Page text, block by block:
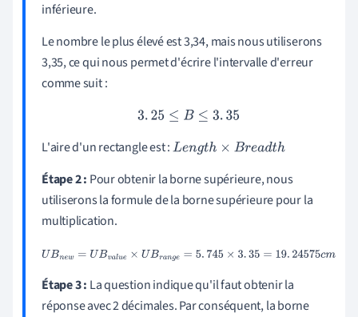
inférieure.
Le nombre le plus élevé est 3,34, mais nous utiliserons
3,35, ce qui nous permet d'écrire l'intervalle d'erreur
comme suit :
3.25≤ B≤ 3.35
L'aire d'un rectangle est :Length×Bre adth
Étape 2 : Pour obtenir la borne supérieure, nous
utiliserons la formule de la borne supérieure pour la
multiplication.
UBnew=UBvalue ×UBrange=5. 745×3 .35=19 24575cm
Étape 3 : La question indique qu'il faut obtenir la
réponse avec 2 décimales. Par conséquent, la borne